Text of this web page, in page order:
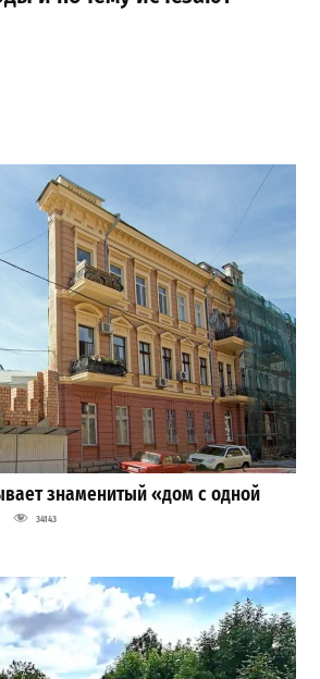
знаменитый «дом с одной
34143